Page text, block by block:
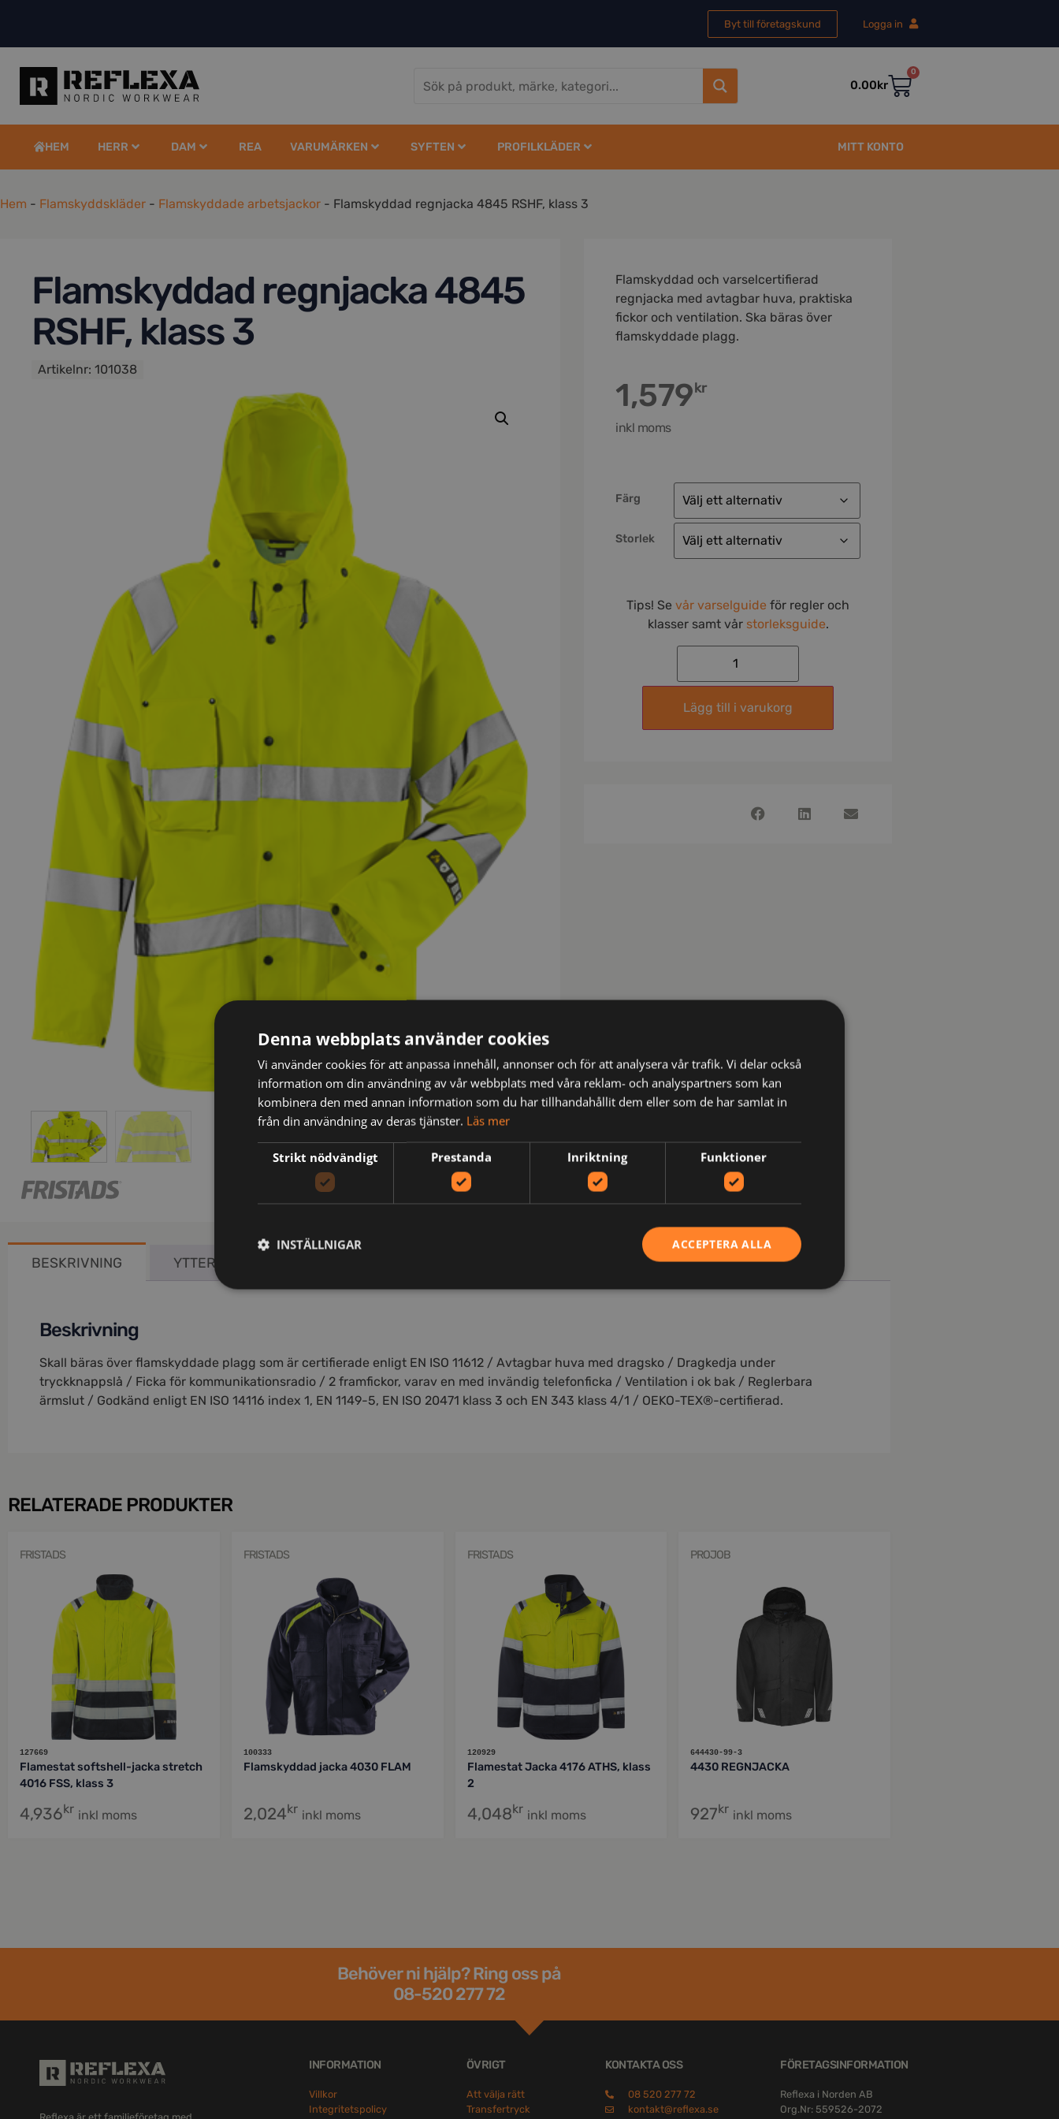
Byt till företagskund Logga in
0.00kr
0
HEM HERR DAM REA VARUMÄRKEN SYFTEN PROFILKLÄDER MITT KONTO
Hem - Flamskyddskläder - Flamskyddade arbetsjackor - Flamskyddad regnjacka 4845 RSHF, klass 3
Flamskyddad regnjacka 4845
RSHF, klass 3
Artikelnr: 101038
Flamskyddad och varselcertifierad
regnjacka med avtagbar huva, praktiska
fickor och ventilation. Ska bäras över
flamskyddade plagg.
1,579kr
inkl moms
Färg
Storlek
Tips! Sevår varselguide för regler och
klasser samt vår storleksguide.
Lägg till i varukorg
BESKRIVNING YTTERLIGARE INFORMATION
Beskrivning
Skall bäras över flamskyddade plagg som är certifierade enligt EN ISO 11612 / Avtagbar huva med dragsko / Dragkedja under
tryckknappslå / Ficka för kommunikationsradio / 2 framfickor, varav en med invändig telefonficka / Ventilation i ok bak / Reglerbara
ärmslut / Godkänd enligt EN ISO 14116 index 1, EN 1149-5, EN ISO 20471 klass 3 och EN 343 klass 4/1 / OEKO-TEX®-certifierad.
RELATERADE PRODUKTER
FRISTADS
127669
Flamestat softshell-jacka stretch
4016 FSS, klass 3
4,936kr inkl moms
FRISTADS
100333
Flamskyddad jacka 4030 FLAM
2,024kr inkl moms
FRISTADS
120929
Flamestat Jacka 4176 ATHS, klass
2
4,048kr inkl moms
PROJOB
644430-99-3
4430 REGNJACKA
927kr inkl moms
Behöver ni hjälp? Ring oss på
08-520 277 72
INFORMATION
Villkor
Integritetspolicy
ÖVRIGT
Att välja rätt
Transfertryck
KONTAKTA OSS
08 520 277 72
kontakt@reflexa.se
FÖRETAGSINFORMATION
Reflexa i Norden AB
Org.Nr: 559526-2072
Denna webbplats använder cookies
Vi använder cookies för att anpassa innehåll, annonser och för att analysera vår trafik. Vi delar också
information om din användning av vår webbplats med våra reklam- och analyspartners som kan
kombinera den med annan information som du har tillhandahållit dem eller som de har samlat in
från din användning av deras tjänster. Läs mer
Strikt nödvändigt Prestanda Inriktning Funktioner
ACCEPTERA ALLA
INSTÄLLNIGAR